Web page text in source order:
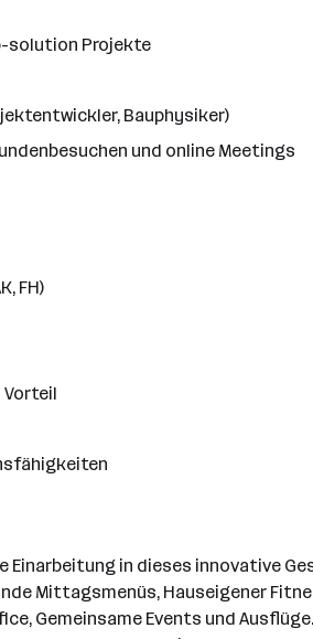
solution Projekte
Bauphysiker)
und online Meetings
FH)
Vorteil
in dieses innovative
Mittagsmenüs, Hauseigener
Gemeinsame Events und